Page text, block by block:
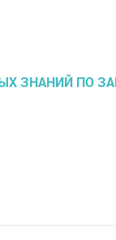
ЗНАНИЙ ПО